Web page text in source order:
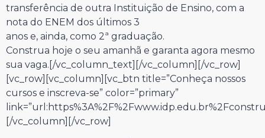
transferência de outra Instituição de Ensino, com a
nota do ENEM dos últimos 3
anos e, ainda, como 2ª graduação.
Construa hoje o seu amanhã e garanta agora mesmo
sua vaga.[/vc_column_text][/vc_column][/vc_row]
[vc_row][vc_column][vc_btn title=”Conheça nossos
cursos e inscreva-se” color=”primary”
[/vc_column][/vc_row]